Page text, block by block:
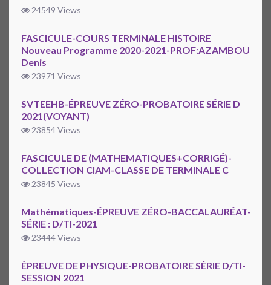
24549 Views
FASCICULE-COURS TERMINALE HISTOIRE
Nouveau Programme 2020-2021-PROF:AZAMBOU
Denis
23971 Views
SVTEEHB-ÉPREUVE ZÉRO-PROBATOIRE SÉRIE D
2021(VOYANT)
23854 Views
FASCICULE DE (MATHEMATIQUES+CORRIGÉ)-
COLLECTION CIAM-CLASSE DE TERMINALE C
23845 Views
Mathématiques-ÉPREUVE ZÉRO-BACCALAURÉAT-
SÉRIE : D/TI-2021
23444 Views
ÉPREUVE DE PHYSIQUE-PROBATOIRE SÉRIE D/TI-
SESSION 2021